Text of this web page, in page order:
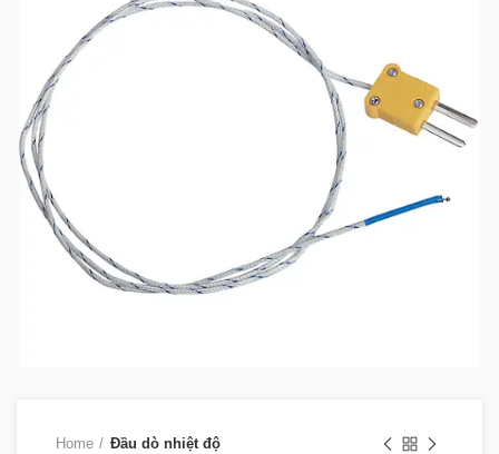
Home Đầu dò nhiệt độ